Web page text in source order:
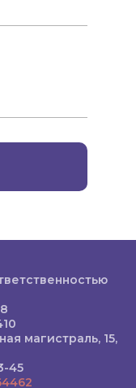
магистраль, 15,
45